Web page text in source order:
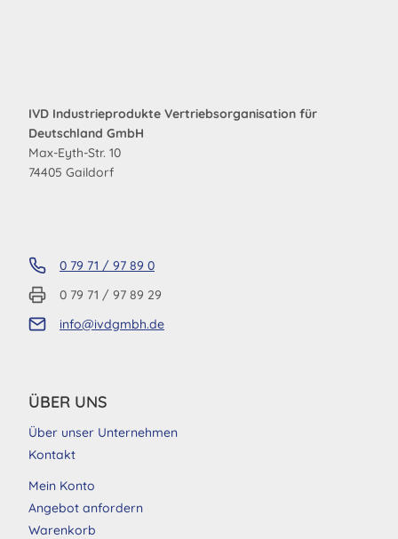
IVD Industrieprodukte Vertriebsorganisation für
Deutschland GmbH
Max-Eyth-Str. 10
74405 Gaildorf
0 79 71 / 97 89 0
0 79 71 / 97 89 29
info@ivdgmbh.de
ÜBER UNS
Über unser Unternehmen
Kontakt
Mein Konto
Angebot anfordern
Warenkorb